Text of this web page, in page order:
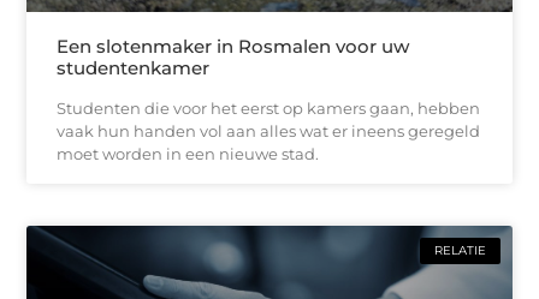
Een slotenmaker in Rosmalen voor uw
studentenkamer
Studenten die voor het eerst op kamers gaan, hebben
vaak hun handen vol aan alles wat er ineens geregeld
moet worden in een nieuwe stad.
RELATIE